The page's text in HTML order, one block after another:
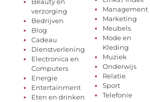
Beauty en
verzorging
Bedrijven
Blog
Cadeau
Dienstverlening
Electronica en
Computers
Energie
Entertainment
Eten en drinken
Management
Marketing
Meubels
Mode en
Kleding
Muziek
Onderwijs
Relatie
Sport
Telefonie